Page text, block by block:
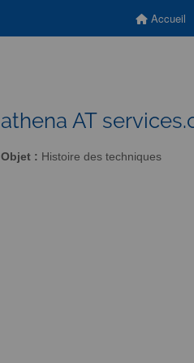
Accueil
athena AT
Objet : Histoire des techniques